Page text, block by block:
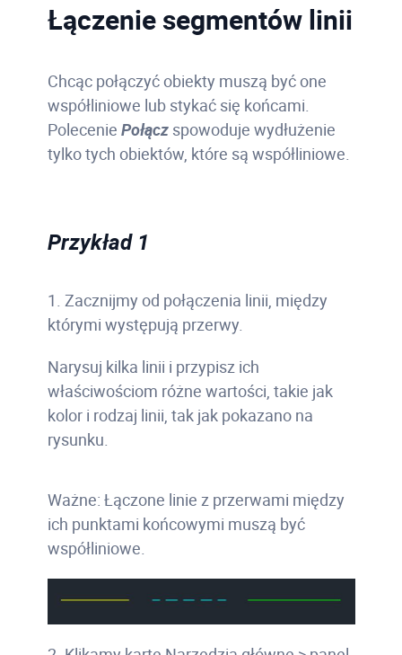
Łączenie segmentów linii
Chcąc połączyć obiekty muszą być one
współliniowe lub stykać się końcami.
Polecenie Połączspowoduje wydłużenie
tylko tych obiektów, które są współliniowe.
Przykład 1
1. Zacznijmy od połączenia linii, między
którymi występują przerwy.
Narysuj kilka linii i przypisz ich
właściwościom różne wartości, takie jak
kolor i rodzaj linii, tak jak pokazano na
rysunku.
Ważne: Łączone linie z przerwami między
ich punktami końcowymi muszą być
współliniowe.